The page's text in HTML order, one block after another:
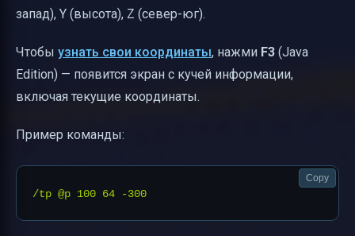
запад), Y (высота), Z (север-юг).
Чтобы узнать свои координаты, нажми F3 (Java
Edition) — появится экран с кучей информации,
включая текущие координаты.
Пример команды:
Copy